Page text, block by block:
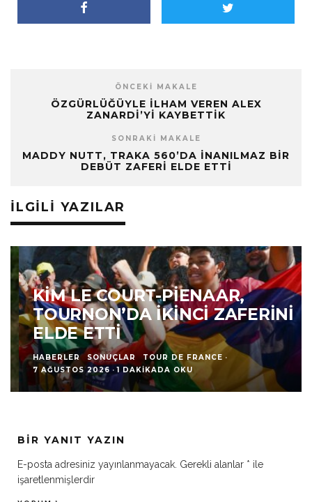
ÖNCEKI MAKALE
ÖZGÜRLÜĞÜYLE İLHAM VEREN ALEX
ZANARDI’YI KAYBETTIK
SONRAKI MAKALE
MADDY NUTT, TRAKA 560’DA İNANILMAZ BIR
DEBÜT ZAFERI ELDE ETTI
İLGILI YAZILAR
KIM LE COURT-PIENAAR,
TOURNON’DA İKINCI ZAFERINI
ELDE ETTI
HABERLER SONUÇLAR TOUR DE FRANCE ·
7 AĞUSTOS 2026 · 1 DAKIKADA OKU
BIR YANIT YAZIN
E-posta adresiniz yayınlanmayacak. Gerekli alanlar * ile
işaretlenmişlerdir